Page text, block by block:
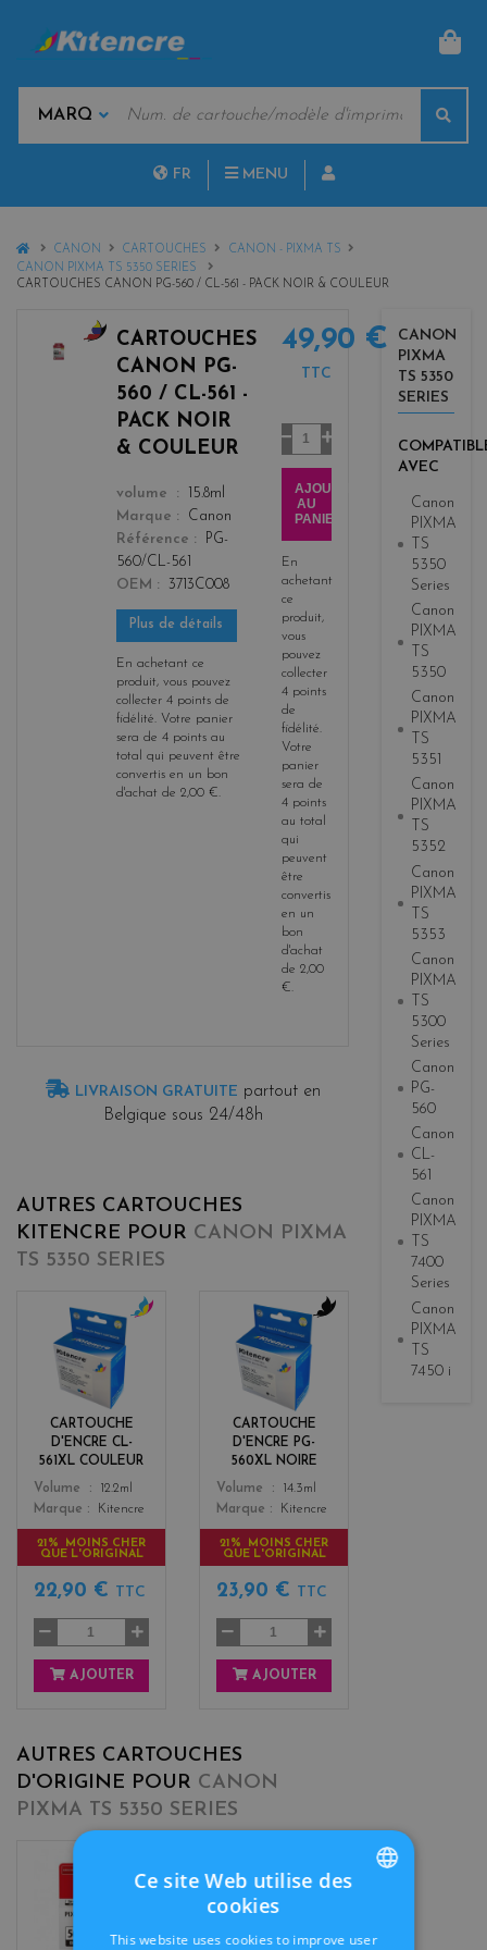
MARQUES
CLÉS
FR MENU
HOMECANON CARTOUCHES
CANON - PIXMA TS
CANON PIXMA TS 5350 SERIES
CARTOUCHES CANON PG-560 / CL-561 - PACK NOIR & COULEUR
CARTOUCHES
CANON PG-
560 / CL-561 -
PACK NOIR
& COULEUR
color
volume
15.8ml
Marque
Canon
Référence
PG-
560/CL-561
OEM
3713C008
Plus de détails
En achetant ce
produit, vous pouvez
collecter 4 points de
fidélité. Votre panier
sera de 4 points au
total qui peuvent être
convertis en un bon
d'achat de 2,00 €.
49,90 €
TTC
Quantité
AJOUTER
AU
PANIER
En
achetant
ce
produit,
vous
pouvez
collecter
4 points
de
fidélité.
Votre
panier
sera de
4 points
au total
qui
peuvent
être
convertis
en un
bon
d'achat
de 2,00
€.
LIVRAISON GRATUITE partout en
Belgique sous 24/48h
AUTRES CARTOUCHES
KITENCRE POUR CANON PIXMA
TS 5350 SERIES
CARTOUCHE
D'ENCRE CL-
561XL COULEUR
Color
r
Volume
12.2ml
Marque
Kitencre
21% MOINS CHER
QUE L'ORIGINAL
22,90 € TTC
AJOUTER
CARTOUCHE
D'ENCRE PG-
560XL NOIRE
Color
k
Volume
14.3ml
Marque
Kitencre
21% MOINS CHER
QUE L'ORIGINAL
23,90 € TTC
AJOUTER
AUTRES CARTOUCHES
D'ORIGINE POUR CANON
PIXMA TS 5350 SERIES
b
c
CANON
PIXMA
TS 5350
SERIES
AVEC
Canon
PIXMA
TS
5350
Series
Canon
PIXMA
TS
5350
Canon
PIXMA
TS
5351
Canon
PIXMA
TS
5352
Canon
PIXMA
TS
5353
Canon
PIXMA
TS
5300
Series
Canon
PG-
560
Canon
CL-
561
Canon
PIXMA
TS
7400
Series
Canon
PIXMA
TS
7450 i
Ce site Web utilise des
cookies
This website uses cookies to improve user